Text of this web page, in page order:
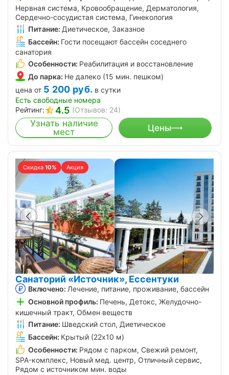
Нервная система, Кровообращение, Дерматология,
Сердечно-сосудистая система, Гинекология
Питание: Диетическое, Заказное
Бассейн: Гости посещают бассейн соседнего
санатория
Особенности: Реабилитация и восстановление
До парка: Не далеко (15 мин. пешком)
цена от 5 200 руб. в сутки
Есть свободные номера
Рейтинг:
4.5 (Отзывов: 24)
Узнать наличие
мест
Цены
Скидка 10% Акция
Санаторий «Источник», Ессентуки
Включено: Лечение, питание, проживание, бассейн
Основной профиль: Печень, Детокс, Желудочно-
кишечный тракт, Обмен веществ
Питание: Шведский стол, Диетическое
Бассейн: Крытый (22х10 м)
Особенности: Рядом с парком, Свежий ремонт,
SPA-комплекс, Новый мед. центр, Отличный сервис,
Рядом с источником мин. воды